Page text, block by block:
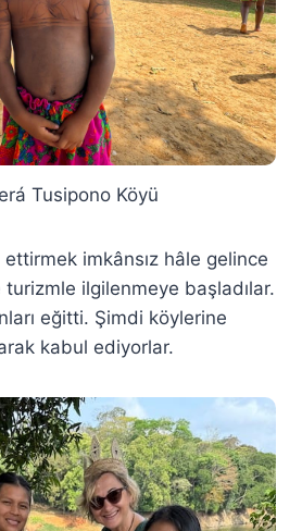
Tusipono Köyü
ettirmek imkânsız hâle gelince
turizmle ilgilenmeye başladılar.
eğitti. Şimdi köylerine
kabul ediyorlar.